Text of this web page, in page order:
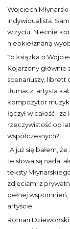
Wojciech
Indywidualista.
w życiu. Niecnie
nieokiełznaną
To książka o
Kojarzony
scenariuszy, librett
tłumacz, artysta
kompozytor
łączył w całość i
rzeczywistość od
współczesnych?
„A już się bałem,
te słowa są nadal
teksty
zdjęciami z
pełnej
artyście.
Roman